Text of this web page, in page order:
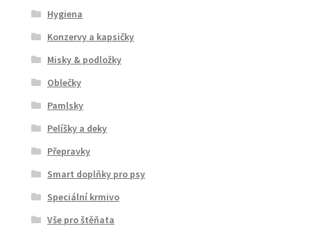
Hygiena
Konzervy a kapsičky
Misky & podložky
Oblečky
Pamlsky
Pelíšky a deky
Přepravky
Smart doplňky pro psy
Speciální krmivo
Vše pro štěňata